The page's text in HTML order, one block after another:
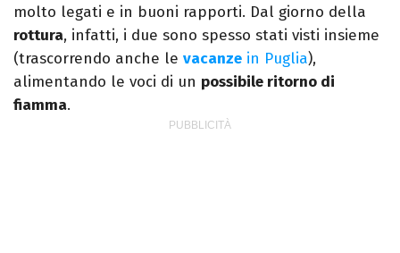
molto legati e in buoni rapporti. Dal giorno della
rottura, infatti, i due sono spesso stati visti insieme
(trascorrendo anche le vacanze in Puglia),
alimentando le voci di un possibile ritorno di
fiamma.